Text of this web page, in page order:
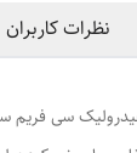
نظرات کاربران
سی فریم